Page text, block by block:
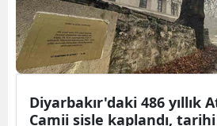
Diyarbakır'daki 486 yıllık
Camii sisle kaplandı,